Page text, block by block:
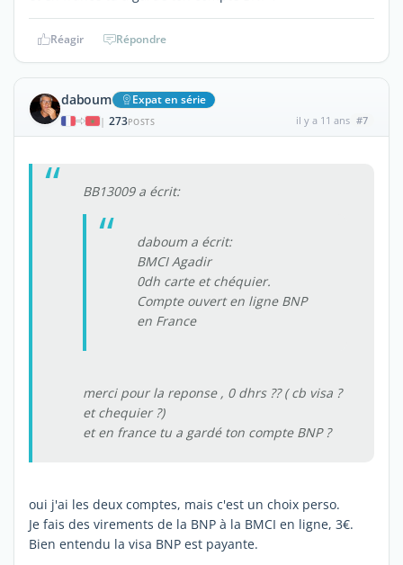
Réagir Répondre
daboum Expat en série
| 273POSTS il y a 11 ans #7
BB13009 a écrit:
daboum a écrit:
BMCI Agadir
0dh carte et chéquier.
Compte ouvert en ligne BNP
en France
merci pour la reponse , 0 dhrs ?? ( cb visa ?
et chequier ?)
et en france tu a gardé ton compte BNP ?
oui j'ai les deux comptes, mais c'est un choix perso.
Je fais des virements de la BNP à la BMCI en ligne, 3€.
Bien entendu la visa BNP est payante.